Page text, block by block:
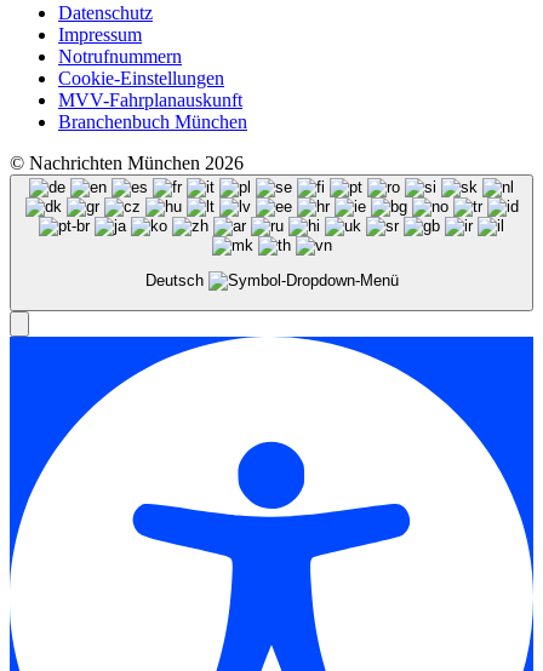
Datenschutz
Impressum
Notrufnummern
Cookie-Einstellungen
MVV-Fahrplanauskunft
Branchenbuch München
© Nachrichten München 2026
Deutsch